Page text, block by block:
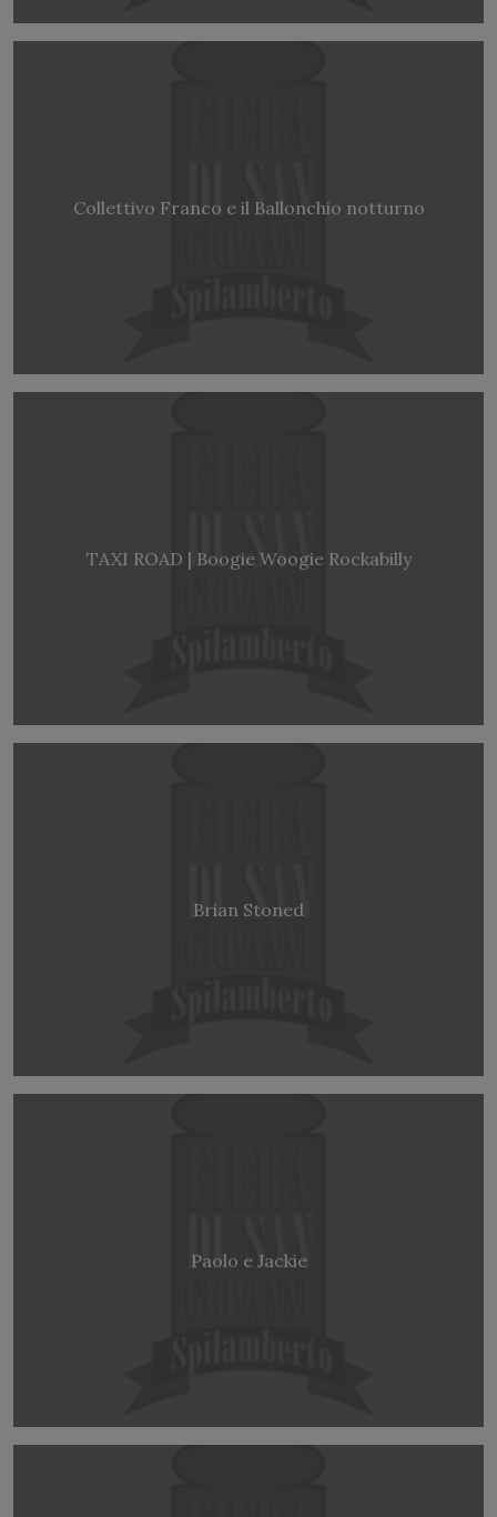
Collettivo Franco e il Ballonchio notturno
TAXI ROAD | Boogie Woogie Rockabilly
Brian Stoned
Paolo e Jackie